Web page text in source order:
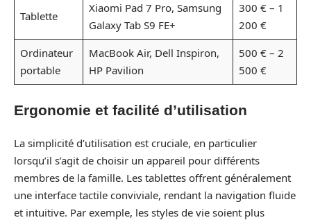
Tablette
Xiaomi Pad 7 Pro, Samsung
Galaxy Tab S9 FE+
300 € – 1
200 €
Ordinateur
portable
MacBook Air, Dell Inspiron,
HP Pavilion
500 € – 2
500 €
Ergonomie et facilité d’utilisation
La simplicité d’utilisation est cruciale, en particulier
lorsqu’il s’agit de choisir un appareil pour différents
membres de la famille. Les tablettes offrent généralement
une interface tactile conviviale, rendant la navigation fluide
et intuitive. Par exemple, les styles de vie soient plus